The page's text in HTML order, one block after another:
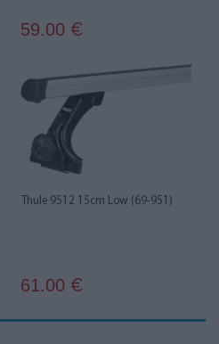
59.00 €
Thule 9512 15cm Low (69-951)
61.00 €